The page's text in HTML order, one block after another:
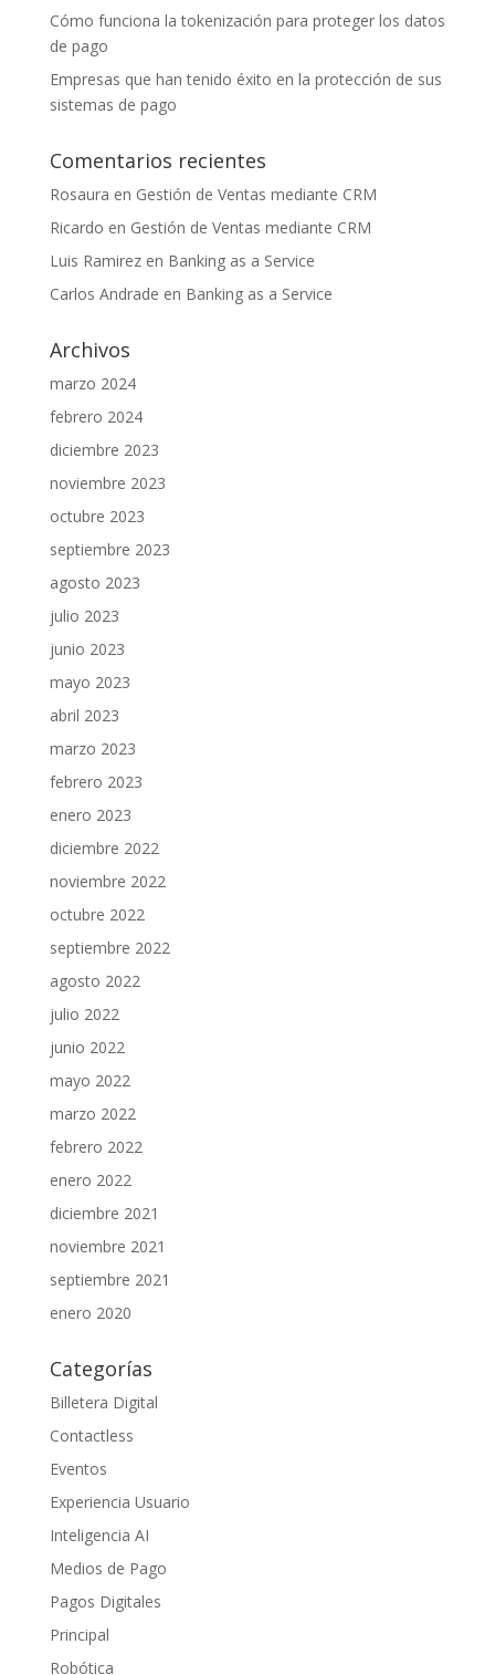
Cómo funciona la tokenización para proteger los datos
de pago
Empresas que han tenido éxito en la protección de sus
sistemas de pago
Comentarios recientes
Rosaura en Gestión de Ventas mediante CRM
Ricardo en Gestión de Ventas mediante CRM
Luis Ramirezen Banking as a Service
Carlos Andrade en Banking as a Service
Archivos
marzo 2024
febrero 2024
diciembre 2023
noviembre 2023
octubre 2023
septiembre 2023
agosto 2023
julio 2023
junio 2023
mayo 2023
abril 2023
marzo 2023
febrero 2023
enero 2023
diciembre 2022
noviembre 2022
octubre 2022
septiembre 2022
agosto 2022
julio 2022
junio 2022
mayo 2022
marzo 2022
febrero 2022
enero 2022
diciembre 2021
noviembre 2021
septiembre 2021
enero 2020
Categorías
Billetera Digital
Contactless
Eventos
Experiencia Usuario
Inteligencia AI
Medios de Pago
Pagos Digitales
Principal
Robótica